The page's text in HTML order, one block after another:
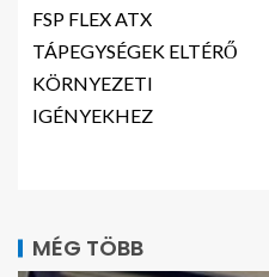
FSP FLEX ATX
TÁPEGYSÉGEK ELTÉRŐ
KÖRNYEZETI
IGÉNYEKHEZ
MÉG TÖBB